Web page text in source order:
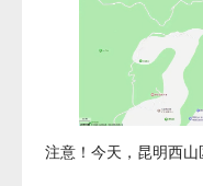
注意！今天，昆明西